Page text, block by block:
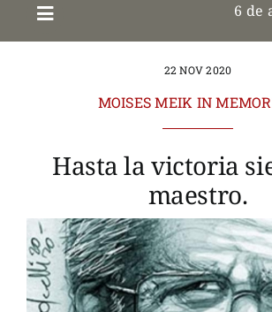
6 de
22 NOV 2020
MOISES MEIK IN
Hasta la victoria
maestro.